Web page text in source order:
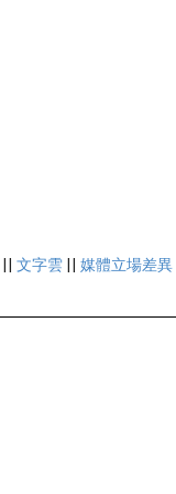
|| 文字雲 || 媒體立場差異